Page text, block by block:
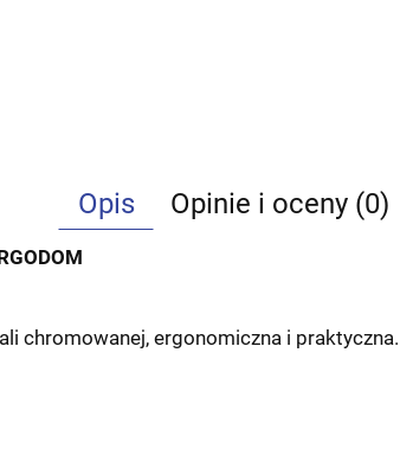
Opis Opinie i oceny (0)
chromowanej, ergonomiczna i praktyczna.